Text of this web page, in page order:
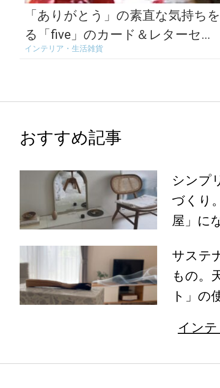
「ありがとう」の素直な気持ち
る「five」のカード＆レターセ...
インテリア・生活雑貨
おすすめ記事
シンプ
づくり
屋」に
サステ
もの。
ト」の
イン